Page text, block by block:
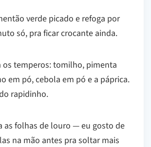
verde picado e refoga por
só, pra ficar crocante ainda.
os temperos: tomilho, pimenta
em pó, cebola em pó e a páprica.
rapidinho.
as folhas de louro — eu gosto de
na mão antes pra soltar mais